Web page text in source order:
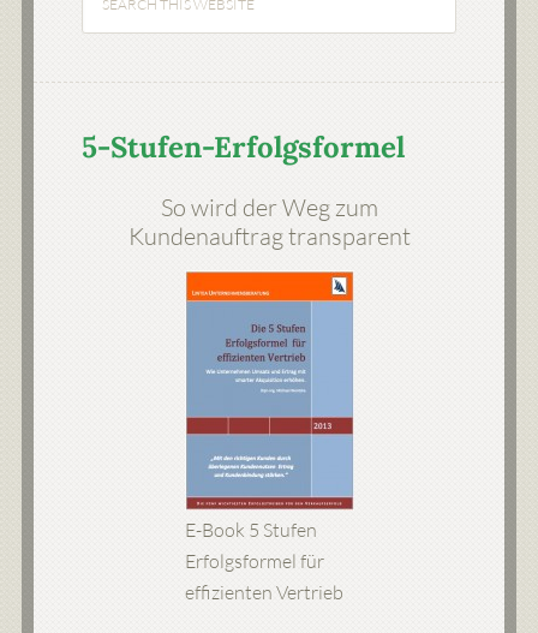
5-Stufen-Erfolgsformel
So wird der Weg zum
Kundenauftrag transparent
E-Book 5 Stufen
Erfolgsformel für
effizienten Vertrieb